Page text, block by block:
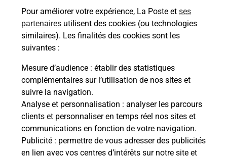
Pour améliorer votre expérience, La Poste et ses
partenaires utilisent des cookies (ou technologies
similaires). Les finalités des cookies sont les
suivantes :
Mesure d’audience : établir des statistiques
complémentaires sur l’utilisation de nos sites et
suivre la navigation.
Analyse et personnalisation : analyser les parcours
clients et personnaliser en temps réel nos sites et
communications en fonction de votre navigation.
Publicité : permettre de vous adresser des publicités
en lien avec vos centres d’intérêts sur notre site et
Malin !
La Poste
en ligne
Ouvert 24h/24
En savoir plus